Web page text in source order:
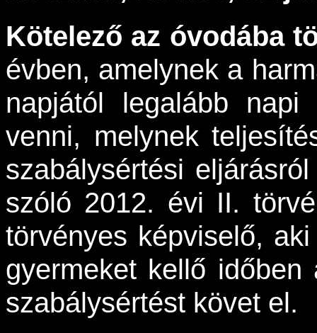
Kötelező az óvodába
évben, amelynek a
napjától legalább
venni, melynek
szabálysértési
szóló 2012. évi II.
törvényes képviselő,
gyermeket kellő
szabálysértést követ el.